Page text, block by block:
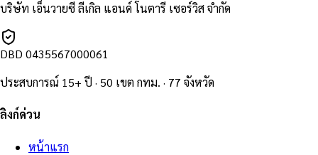
บริษัท เอ็นวายซี ลีเกิล แอนด์ โนตารี เซอร์วิส จำกัด
DBD 0435567000061
ประสบการณ์ 15+ ปี · 50 เขต กทม. · 77 จังหวัด
ลิงก์ด่วน
หน้าแรก